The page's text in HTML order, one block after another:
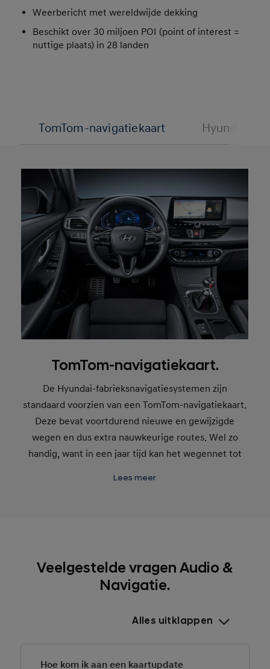
Weerbericht met wereldwijde dekking
Beschikt over 30 miljoen POI (point of interest =
nuttige plaats) in 28 landen
TomTom-navigatiekaart Hyundai
TomTom-navigatiekaart.
De Hyundai-fabrieksnavigatiesystemen zijn
standaard voorzien van een TomTom-navigatiekaart.
Deze bevat voortdurend nieuwe en gewijzigde
wegen en dus extra nauwkeurige routes. Wel zo
handig, want in een jaar tijd kan het wegennet tot
Lees meer
Veelgestelde vragen Audio &
Navigatie.
Alles uitklappen
Hoe kom ik aan een kaartupdate